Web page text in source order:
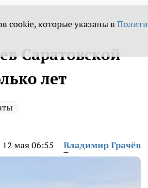
cookie, которые указаны в
Саратовской
лет
12 мая 06:55 Владимир Грачёв